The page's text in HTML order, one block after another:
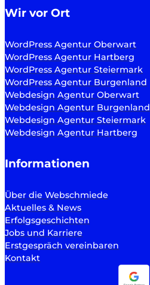
Wir vor Ort
WordPress Agentur Oberwart
WordPress Agentur Hartberg
WordPress Agentur Steiermark
WordPress Agentur Burgenland
Webdesign Agentur Oberwart
Webdesign Agentur Burgenland
Webdesign Agentur Steiermark
Webdesign Agentur Hartberg
Informationen
Über die Webschmiede
Aktuelles & News
Erfolgsgeschichten
Jobs und Karriere
Erstgespräch vereinbaren
Kontakt